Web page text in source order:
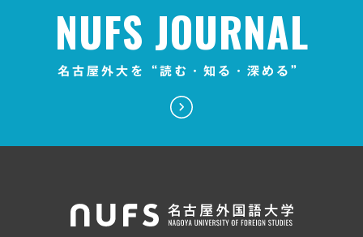
NUFS JOURNAL
名古屋外大を“読む・知る・深める”